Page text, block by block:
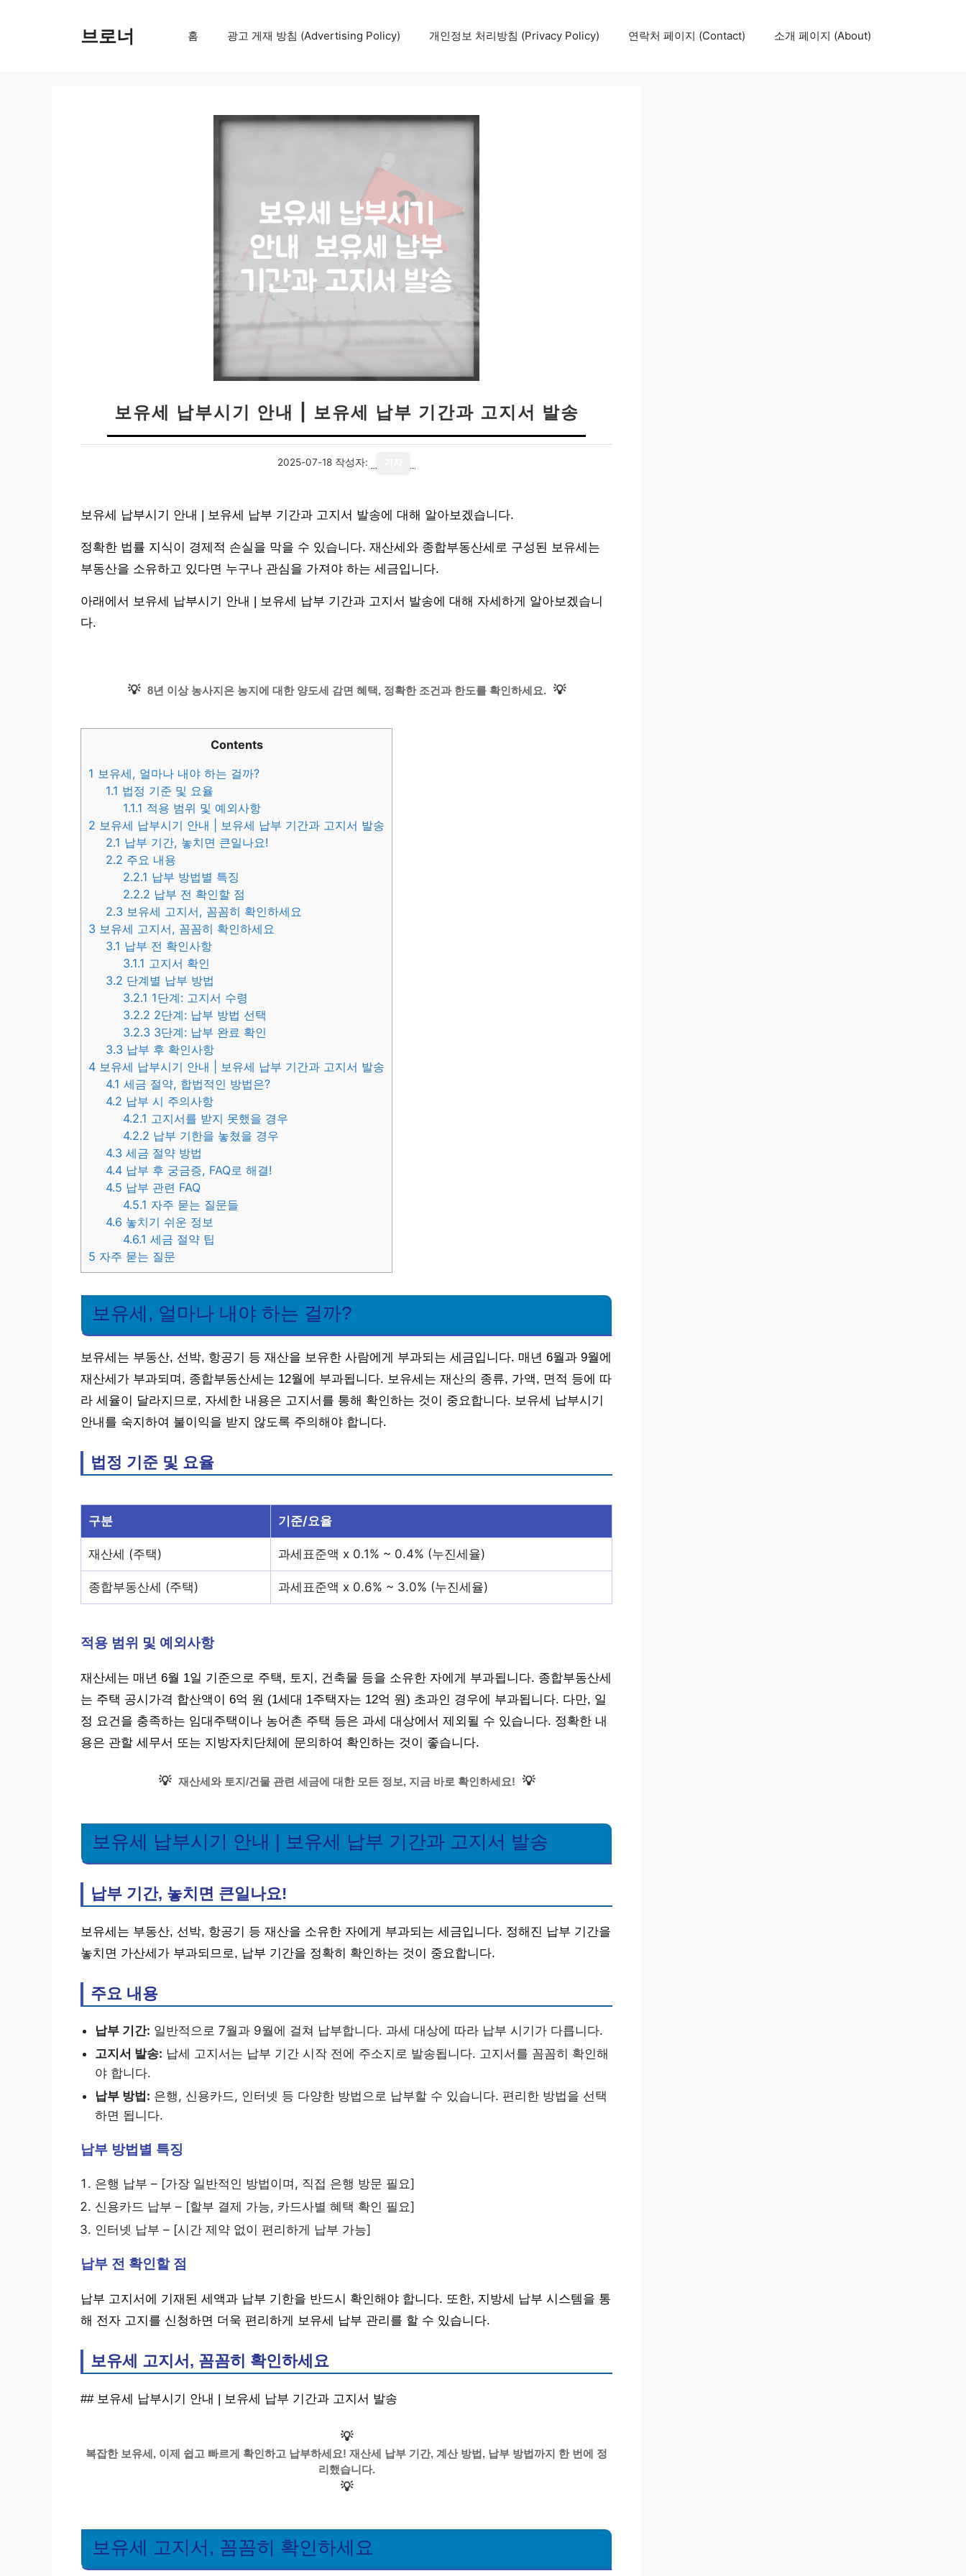
브로너 홈 광고 게재 방침 (Advertising Policy) 개인정보 처리방침 (Privacy Policy) 연락처 페이지 (Contact) 소개 페이지 (About)
보유세 납부시기 안내 | 보유세 납부 기간과 고지서 발송
2025-07-18 작성자:
보유세 납부시기 안내 | 보유세 납부 기간과 고지서 발송에 대해 알아보겠습니다.
정확한 법률 지식이 경제적 손실을 막을 수 있습니다. 재산세와 종합부동산세로 구성된 보유세는
부동산을 소유하고 있다면 누구나 관심을 가져야 하는 세금입니다.
아래에서 보유세 납부시기 안내 | 보유세 납부 기간과 고지서 발송에 대해 자세하게 알아보겠습니
다.
💡 8년 이상 농사지은 농지에 대한 양도세 감면 혜택, 정확한 조건과 한도를 확인하세요. 💡
Contents
1 보유세, 얼마나 내야 하는 걸까?
1.1 법정 기준 및 요율
1.1.1 적용 범위 및 예외사항
2 보유세 납부시기 안내 | 보유세 납부 기간과 고지서 발송
2.1 납부 기간, 놓치면 큰일나요!
2.2 주요 내용
2.2.1 납부 방법별 특징
2.2.2 납부 전 확인할 점
2.3 보유세 고지서, 꼼꼼히 확인하세요
3 보유세 고지서, 꼼꼼히 확인하세요
3.1 납부 전 확인사항
3.1.1 고지서 확인
3.2 단계별 납부 방법
3.2.1 1단계: 고지서 수령
3.2.2 2단계: 납부 방법 선택
3.2.3 3단계: 납부 완료 확인
3.3 납부 후 확인사항
4 보유세 납부시기 안내 | 보유세 납부 기간과 고지서 발송
4.1 세금 절약, 합법적인 방법은?
4.2 납부 시 주의사항
4.2.1 고지서를 받지 못했을 경우
4.2.2 납부 기한을 놓쳤을 경우
4.3 세금 절약 방법
4.4 납부 후 궁금증, FAQ로 해결!
4.5 납부 관련 FAQ
4.5.1 자주 묻는 질문들
4.6 놓치기 쉬운 정보
4.6.1 세금 절약 팁
5 자주 묻는 질문
보유세, 얼마나 내야 하는 걸까?
보유세는 부동산, 선박, 항공기 등 재산을 보유한 사람에게 부과되는 세금입니다. 매년 6월과 9월에
재산세가 부과되며, 종합부동산세는 12월에 부과됩니다. 보유세는 재산의 종류, 가액, 면적 등에 따
라 세율이 달라지므로, 자세한 내용은 고지서를 통해 확인하는 것이 중요합니다. 보유세 납부시기
안내를 숙지하여 불이익을 받지 않도록 주의해야 합니다.
법정 기준 및 요율
구분 기준/요율
재산세 (주택) 과세표준액 x 0.1% ~ 0.4% (누진세율)
종합부동산세 (주택) 과세표준액 x 0.6% ~ 3.0% (누진세율)
적용 범위 및 예외사항
재산세는 매년 6월 1일 기준으로 주택, 토지, 건축물 등을 소유한 자에게 부과됩니다. 종합부동산세
는 주택 공시가격 합산액이 6억 원 (1세대 1주택자는 12억 원) 초과인 경우에 부과됩니다. 다만, 일
정 요건을 충족하는 임대주택이나 농어촌 주택 등은 과세 대상에서 제외될 수 있습니다. 정확한 내
용은 관할 세무서 또는 지방자치단체에 문의하여 확인하는 것이 좋습니다.
💡 재산세와 토지/건물 관련 세금에 대한 모든 정보, 지금 바로 확인하세요! 💡
보유세 납부시기 안내 | 보유세 납부 기간과 고지서 발송
납부 기간, 놓치면 큰일나요!
보유세는 부동산, 선박, 항공기 등 재산을 소유한 자에게 부과되는 세금입니다. 정해진 납부 기간을
놓치면 가산세가 부과되므로, 납부 기간을 정확히 확인하는 것이 중요합니다.
주요 내용
납부 기간: 일반적으로 7월과 9월에 걸쳐 납부합니다. 과세 대상에 따라 납부 시기가 다릅니다.
고지서 발송: 납세 고지서는 납부 기간 시작 전에 주소지로 발송됩니다. 고지서를 꼼꼼히 확인해
야 합니다.
납부 방법: 은행, 신용카드, 인터넷 등 다양한 방법으로 납부할 수 있습니다. 편리한 방법을 선택
하면 됩니다.
납부 방법별 특징
은행 납부 – [가장 일반적인 방법이며, 직접 은행 방문 필요]
신용카드 납부 – [할부 결제 가능, 카드사별 혜택 확인 필요]
인터넷 납부 – [시간 제약 없이 편리하게 납부 가능]
납부 전 확인할 점
납부 고지서에 기재된 세액과 납부 기한을 반드시 확인해야 합니다. 또한, 지방세 납부 시스템을 통
해 전자 고지를 신청하면 더욱 편리하게 보유세 납부 관리를 할 수 있습니다.
보유세 고지서, 꼼꼼히 확인하세요
## 보유세 납부시기 안내 | 보유세 납부 기간과 고지서 발송
💡
복잡한 보유세, 이제 쉽고 빠르게 확인하고 납부하세요! 재산세 납부 기간, 계산 방법, 납부 방법까지 한 번에 정
리했습니다.
💡
보유세 고지서, 꼼꼼히 확인하세요